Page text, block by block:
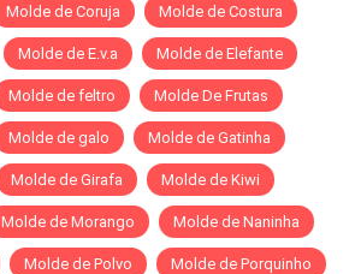
Molde de Coruja Molde de Costura
Molde de E.v.a Molde de Elefante
Molde de feltro Molde De Frutas
Molde de galo Molde de Gatinha
Molde de Girafa Molde de Kiwi
Molde de Morango Molde de Naninha
Molde de Polvo Molde de Porquinho